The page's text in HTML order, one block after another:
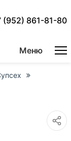
(952) 861-81-80
Меню